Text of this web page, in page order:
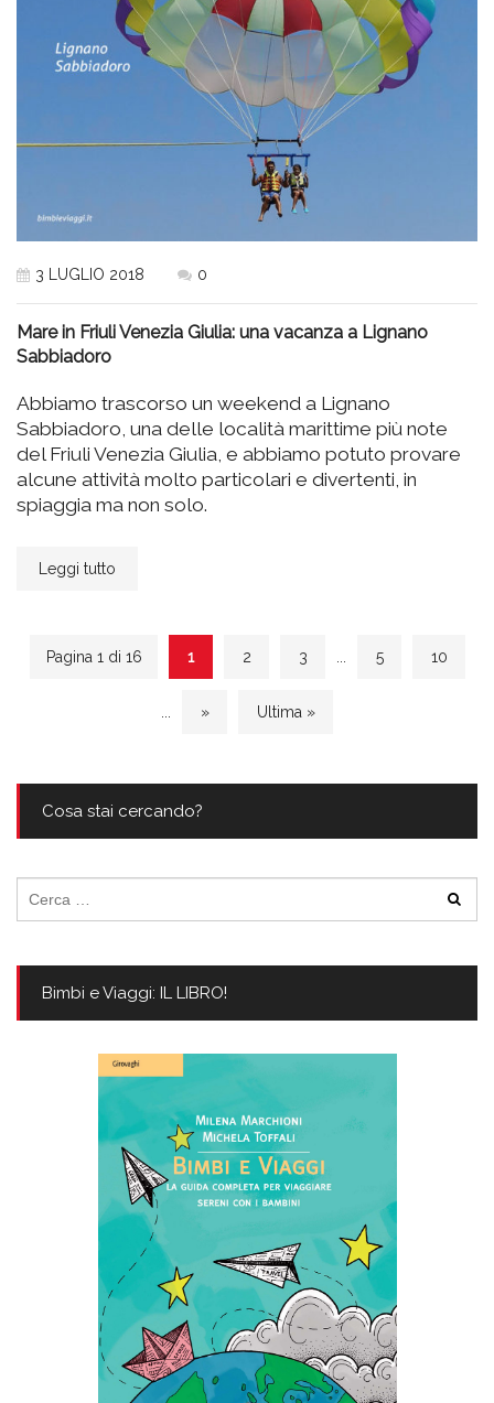
3 LUGLIO 2018 0
Mare in Friuli Venezia Giulia: una vacanza a Lignano
Sabbiadoro
Abbiamo trascorso un weekend a Lignano
Sabbiadoro, una delle località marittime più note
del Friuli Venezia Giulia, e abbiamo potuto provare
alcune attività molto particolari e divertenti, in
spiaggia ma non solo.
Leggi tutto
Pagina 1 di 16 1 2 3 ... 5 10
... » Ultima »
Cosa stai cercando?
per:
Bimbi e Viaggi: IL LIBRO!